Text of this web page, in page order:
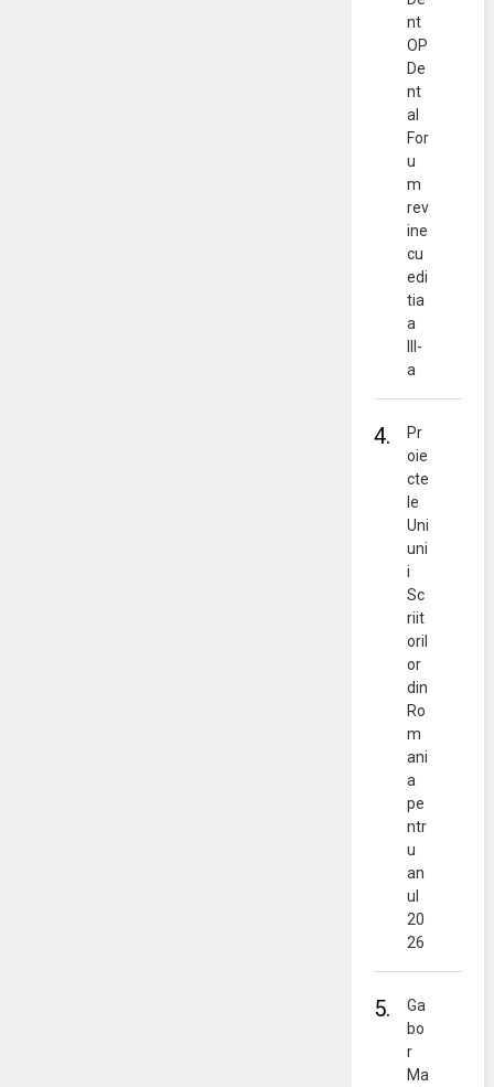
nt
OP
De
nt
al
For
u
m
rev
ine
cu
edi
tia
a
III-
a
4.
Pr
oie
cte
le
Uni
uni
i
Sc
riit
oril
or
din
Ro
m
ani
a
pe
ntr
u
an
ul
20
26
5.
Ga
bo
r
Ma